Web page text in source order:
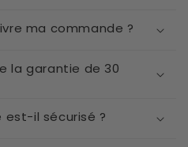
ma commande ?
la garantie de 30
est-il sécurisé ?